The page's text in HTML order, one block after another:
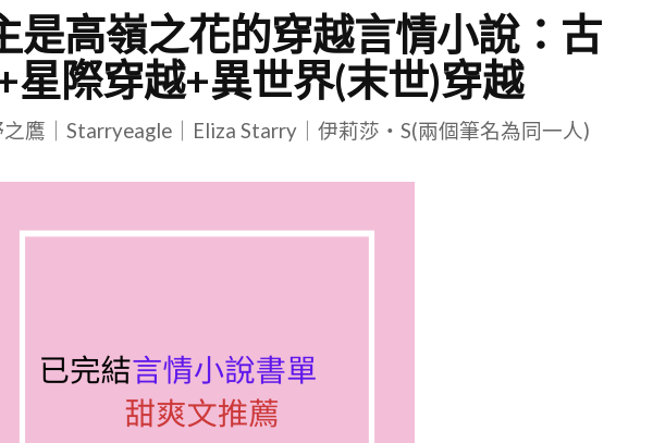
是高嶺之花的穿越言情小說：古
星際穿越+異世界(末世)穿越
之鷹｜Starryeagle｜Eliza Starry｜伊莉莎・S(兩個筆名為同一人)